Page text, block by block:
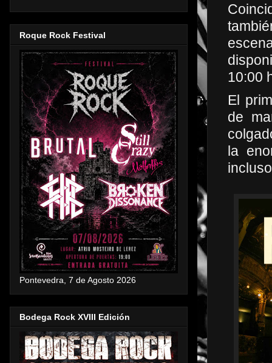
10:00
El
de
la
Roque Rock Festival
Pontevedra, 7 de Agosto 2026
Bodega Rock XVIII Edición